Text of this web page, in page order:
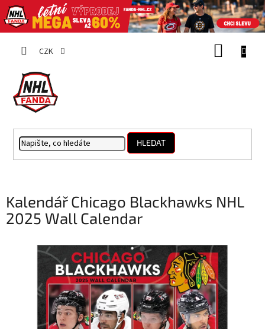
CZK
HLEDAT
Kalendář Chicago Blackhawks NHL
2025 Wall Calendar